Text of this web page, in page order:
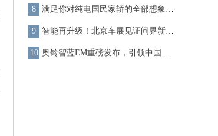
满足你对纯电国民家轿的全部想象，一汽丰田bZ3即将上市
智能再升级！北京车展见证问界新M5的科技飞跃
奥铃智蓝EM重磅发布，引领中国新能源轻卡品质升级